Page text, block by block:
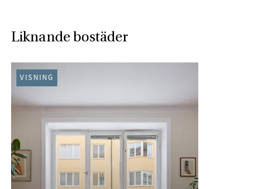
Liknande bostäder
VISNING